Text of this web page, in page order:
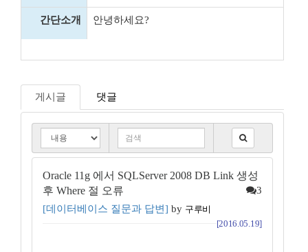
간단소개 안녕하세요?
게시글 댓글
Oracle 11g 에서 SQLServer 2008 DB Link 생성
후 Where 절 오류
3
[데이터베이스 질문과 답변] by 구루비
[2016.05.19]